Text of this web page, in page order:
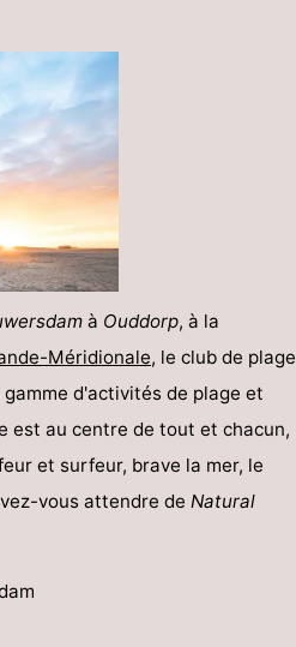
à Ouddorp, à la
Méridionale, le club de plage
d'activités de plage et
est au centre de tout et chacun,
et surfeur, brave la mer, le
vous attendre de Natural